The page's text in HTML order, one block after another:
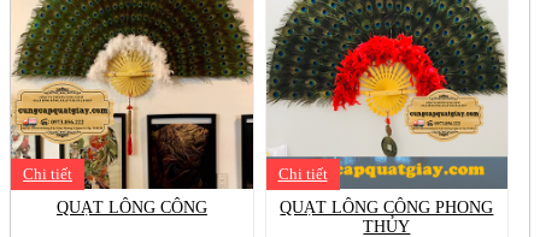
Chi tiết
QUẠT LÔNG CÔNG
Chi tiết
QUẠT LÔNG CÔNG PHONG
THỦY